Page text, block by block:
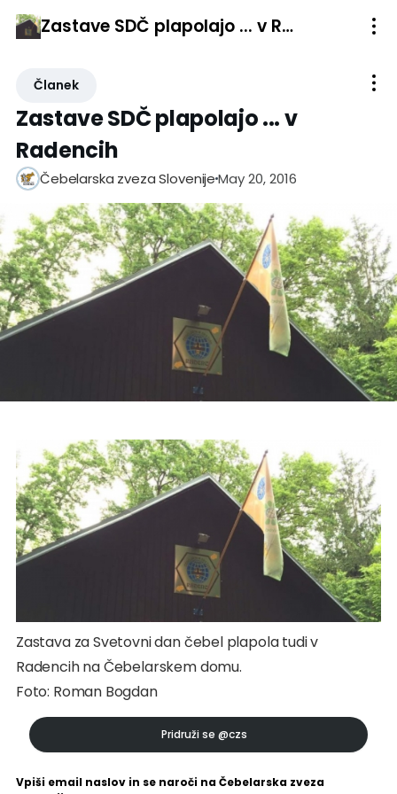
Zastave SDČ plapolajo ... v Radencih
Članek
Zastave SDČ plapolajo ... v
Radencih
Čebelarska zveza SlovenijeMay 20, 2016
Zastava za Svetovni dan čebel plapola tudi v
Radencih na Čebelarskem domu.
Foto: Roman Bogdan
Pridruži se @czs
Vpiši email naslov in se naroči na Čebelarska zveza